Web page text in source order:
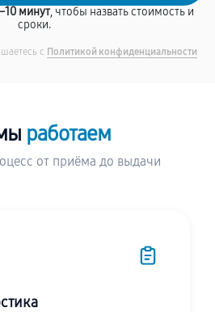
минут, чтобы назвать стоимость и
сроки.
с Политикой конфиденциальности
работаем
от приёма до выдачи